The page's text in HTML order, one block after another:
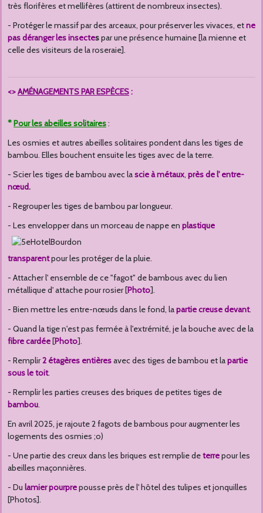
très florifères et mellifères (attirent de nombreux insectes).
- Protéger le massif par des arceaux, pour préserver les vivaces, etne
pas déranger les insectespar une présence humaine [la mienne et
celle des visiteurs de la roseraie].
<>AMÉNAGEMENTS PAR ESPÈCES:
*Pour les abeilles solitaires:
Les osmies et autres abeilles solitaires pondent dans les tiges de
bambou. Elles bouchent ensuite les tiges avec de la terre.
- Scier les tiges de bambou avec lascie à métaux, près de l' entre-
nœud.
- Regrouper les tiges de bambou par longueur.
- Les envelopper dans un morceau de nappe en plastique
transparentpour les protéger de la pluie.
- Attacher l' ensemble de ce "fagot" de bambous avec du lien
métallique d' attache pour rosier [Photo].
- Bien mettre les entre-nœuds dans le fond, lapartie creuse devant.
- Quand la tige n'est pas fermée à l'extrémité, je la bouche avec de la
fibre cardée[Photo].
- Remplir2 étagères entièresavec des tiges de bambou et lapartie
sous le toit.
- Remplir les parties creuses des briques de petites tiges de
bambou.
En avril 2025, je rajoute 2 fagots de bambous pour augmenter les
logements des osmies ;o)
- Une partie des creux dans les briques est remplie deterrepour les
abeilles maçonnières.
- Du lamier pourprepousse près de l' hôtel des tulipes et jonquilles
[Photos].